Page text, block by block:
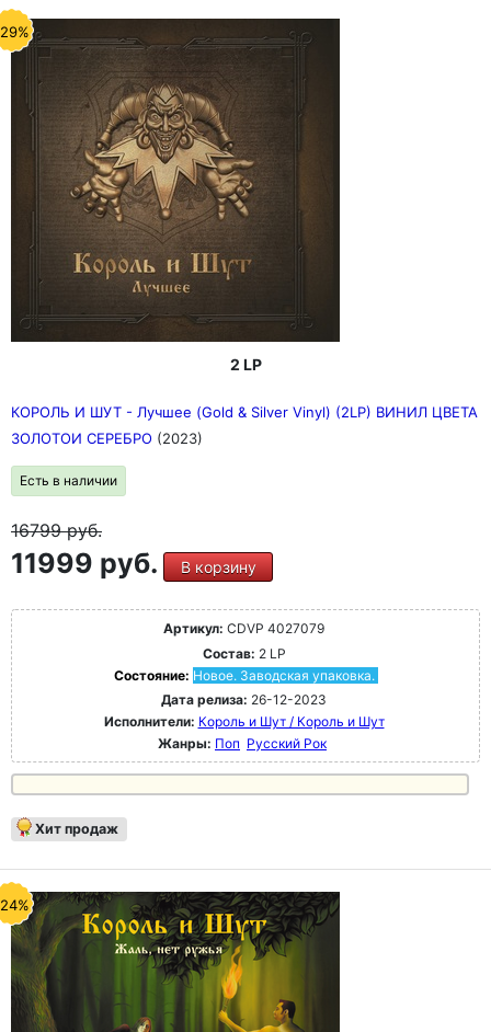
группы. Так, в начальном периоде «Наутилус» играл
хард-рок, а во время популярности коллектива в
середине 1980-х годов основным жанром являлась
новая волна; также творчество группы пересекается
со многими направлениями рок-музыки —
альтернативный рок, постпанк, готик-рок, арт-рок,
симфо-рок, глэм-рок, инди-рок, фолк-рок.
К наиболее известным песням данной группы
относятся такие композиции, как «Скованные одной
цепью», «Титаник», «Взгляд с экрана», «Прогулки по
воде», «Крылья», «Я хочу быть с тобой» и «Последнее
письмо».
5 июня 1997 года после концерта в ГЦКЗ «Россия»,
получившего название «Последнее плавание», и
прощального гастрольного тура по стране группа
официально прекратила своё существование.
Последними альбомами коллектива стали «Яблокитай»
и «Атлантида».
2 LP
КОРОЛЬ И ШУТ - Лучшее (Gold & Silver Vinyl) (2LP) ВИНИЛ ЦВЕТА
ЗОЛОТОИ СЕРЕБРО (2023)
Есть в наличии
16799руб.
11999 руб. В корзину
Артикул: CDVP 4027079
Состав: 2 LP
Состояние: Новое. Заводская упаковка.
Дата релиза: 26-12-2023
Исполнители: Король и Шут / Король и Шут
Жанры: Поп Русский Рок
Хит продаж